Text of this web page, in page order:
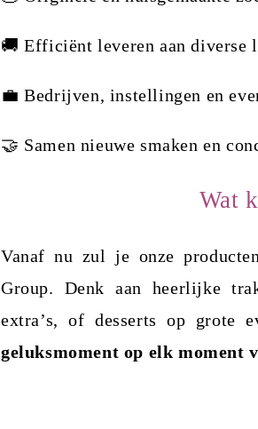
🚚 Efficiënt leveren aan diverse
💼 Bedrijven, instellingen en
🤝 Samen nieuwe smaken en
Wat
Vanaf nu zul je onze
Group. Denk aan heerlijke
extra’s, of desserts op grote
geluksmoment op elk moment